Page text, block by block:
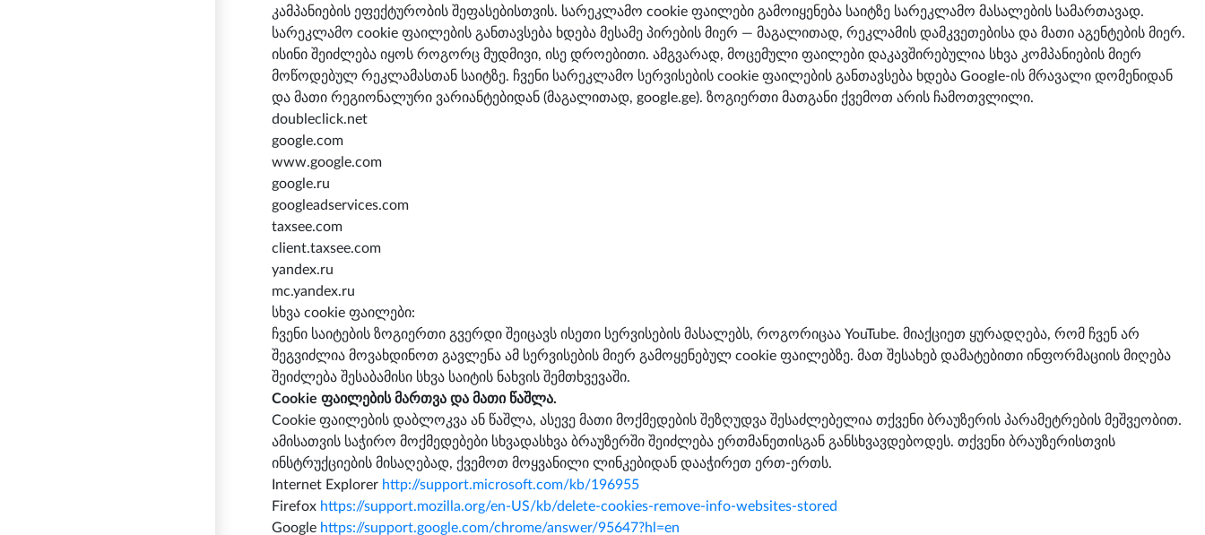
კამპანიების ეფექტურობის შეფასებისთვის. სარეკლამო cookie ფაილები გამოიყენება საიტზე სარეკლამო მასალების სამართავად.
სარეკლამო cookie ფაილების განთავსება ხდება მესამე პირების მიერ — მაგალითად, რეკლამის დამკვეთებისა და მათი აგენტების მიერ.
ისინი შეიძლება იყოს როგორც მუდმივი, ისე დროებითი. ამგვარად, მოცემული ფაილები დაკავშირებულია სხვა კომპანიების მიერ
მოწოდებულ რეკლამასთან საიტზე. ჩვენი სარეკლამო სერვისების cookie ფაილების განთავსება ხდება Google-ის მრავალი დომენიდან
და მათი რეგიონალური ვარიანტებიდან (მაგალითად, google.ge). ზოგიერთი მათგანი ქვემოთ არის ჩამოთვლილი.
doubleclick.net
google.com
www.google.com
google.ru
googleadservices.com
taxsee.com
client.taxsee.com
yandex.ru
mc.yandex.ru
სხვა cookie ფაილები:
ჩვენი საიტების ზოგიერთი გვერდი შეიცავს ისეთი სერვისების მასალებს, როგორიცაა YouTube. მიაქციეთ ყურადღება, რომ ჩვენ არ
შეგვიძლია მოვახდინოთ გავლენა ამ სერვისების მიერ გამოყენებულ cookie ფაილებზე. მათ შესახებ დამატებითი ინფორმაციის მიღება
შეიძლება შესაბამისი სხვა საიტის ნახვის შემთხვევაში.
Cookie ფაილების მართვა და მათი წაშლა.
Cookie ფაილების დაბლოკვა ან წაშლა, ასევე მათი მოქმედების შეზღუდვა შესაძლებელია თქვენი ბრაუზერის პარამეტრების მეშვეობით.
ამისათვის საჭირო მოქმედებები სხვადასხვა ბრაუზერში შეიძლება ერთმანეთისგან განსხვავდებოდეს. თქვენი ბრაუზერისთვის
ინსტრუქციების მისაღებად, ქვემოთ მოყვანილი ლინკებიდან დააჭირეთ ერთ-ერთს.
Internet Explorer http://support.microsoft.com/kb/196955
Firefox https://support.mozilla.org/en-US/kb/delete-cookies-remove-info-websites-stored
Google https://support.google.com/chrome/answer/95647?hl=en